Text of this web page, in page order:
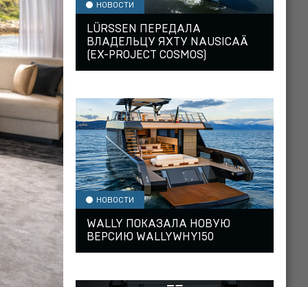
НОВОСТИ
LÜRSSEN ПЕРЕДАЛА
ВЛАДЕЛЬЦУ ЯХТУ NAUSICAÄ
(EX-PROJECT COSMOS)
НОВОСТИ
WALLY ПОКАЗАЛА НОВУЮ
ВЕРСИЮ WALLYWHY150